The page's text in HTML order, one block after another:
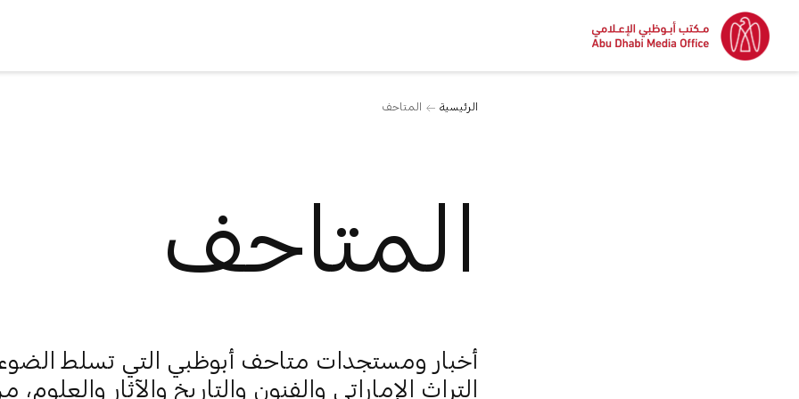
الرئيسية المتاحف
المتاحف
أخبار ومستجدات متاحف أبوظبي التي تسلط
التراث الإماراتي والفنون والتاريخ والآثار